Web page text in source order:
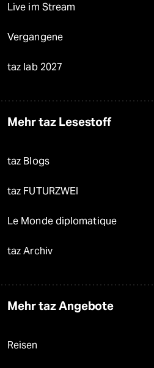
Live im Stream
Vergangene
taz lab 2027
Mehr taz Lesestoff
taz Blogs
taz FUTURZWEI
Le Monde diplomatique
taz Archiv
Mehr taz Angebote
Reisen